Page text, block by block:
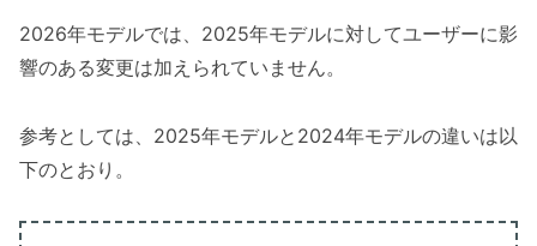
2026年モデルでは、2025年モデルに対してユーザーに影
響のある変更は加えられていません。
参考としては、2025年モデルと2024年モデルの違いは以
下のとおり。